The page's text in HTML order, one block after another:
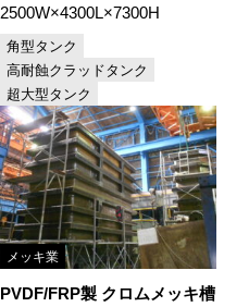
2500W×4300L×7300H
角型タンク
高耐蝕クラッドタンク
超大型タンク
メッキ業
PVDF/FRP製 クロムメッキ槽